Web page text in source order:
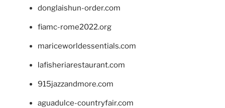
donglaishun-order.com
fiamc-rome2022.org
mariceworldessentials.com
lafisheriarestaurant.com
915jazzandmore.com
aguadulce-countryfair.com